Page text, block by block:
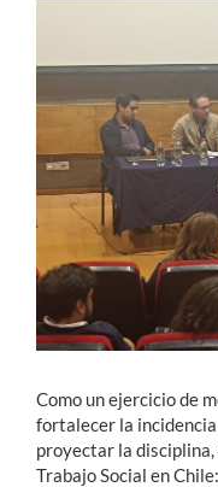
Formación Continua
Estudiantes
Académicos
Funcionarios
Alumni
Como un ejercicio de
fortalecer la
proyectar la
Trabajo Social en